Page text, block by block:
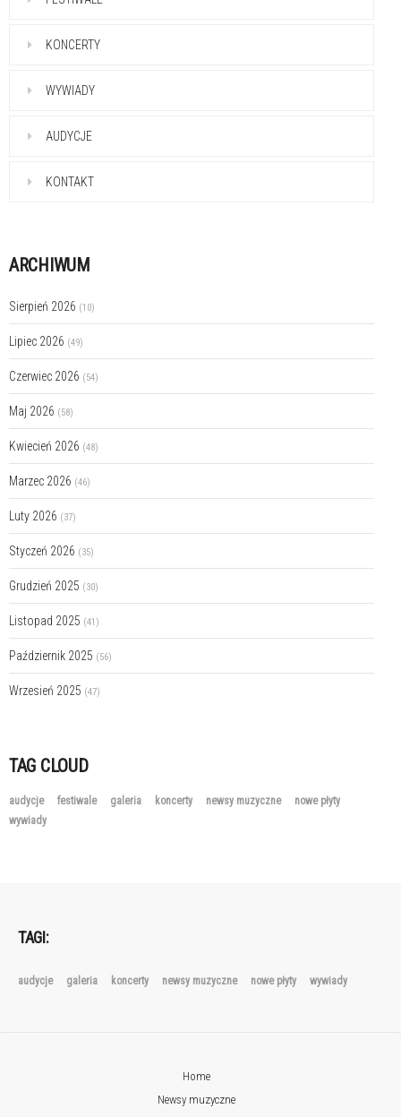
KONCERTY
WYWIADY
AUDYCJE
KONTAKT
ARCHIWUM
Sierpień 2026 (10)
Lipiec 2026 (49)
Czerwiec 2026 (54)
Maj 2026 (58)
Kwiecień 2026 (48)
Marzec 2026 (46)
Luty 2026 (37)
Styczeń 2026 (35)
Grudzień 2025 (30)
Listopad 2025 (41)
Październik 2025 (56)
Wrzesień 2025 (47)
TAG CLOUD
audycje festiwale galeria koncerty newsy muzyczne
nowe płyty
wywiady
TAGI:
audycje galeria koncerty newsy muzyczne nowe płyty wywiady
Home
Newsy muzyczne